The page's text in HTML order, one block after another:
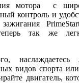
мотора с
контроль и
так же
видов спорта или
двигатель,